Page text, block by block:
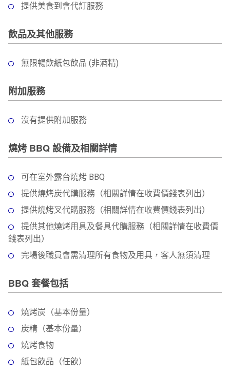
提供美食到會代訂服務
飲品及其他服務
無限暢飲紙包飲品 (非酒精)
附加服務
沒有提供附加服務
燒烤 BBQ 設備及相關詳情
可在室外露台燒烤 BBQ
提供燒烤炭代購服務（相關詳情在收費價錢表列出）
提供燒烤叉代購服務（相關詳情在收費價錢表列出）
提供其他燒烤用具及餐具代購服務（相關詳情在收費價
錢表列出）
完場後職員會需清理所有食物及用具，客人無須清理
BBQ 套餐包括
燒烤炭（基本份量）
炭精（基本份量）
燒烤食物
紙包飲品（任飲）